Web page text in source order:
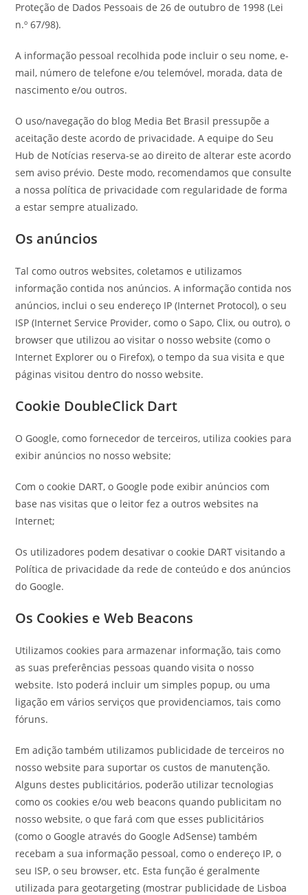
Proteção de Dados Pessoais de 26 de outubro de 1998 (Lei
n.º 67/98).
A informação pessoal recolhida pode incluir o seu nome, e-
mail, número de telefone e/ou telemóvel, morada, data de
nascimento e/ou outros.
O uso/navegação do blog Media Bet Brasil pressupõe a
aceitação deste acordo de privacidade. A equipe do Seu
Hub de Notícias reserva-se ao direito de alterar este acordo
sem aviso prévio. Deste modo, recomendamos que consulte
a nossa política de privacidade com regularidade de forma
a estar sempre atualizado.
Os anúncios
Tal como outros websites, coletamos e utilizamos
informação contida nos anúncios. A informação contida nos
anúncios, inclui o seu endereço IP (Internet Protocol), o seu
ISP (Internet Service Provider, como o Sapo, Clix, ou outro), o
browser que utilizou ao visitar o nosso website (como o
Internet Explorer ou o Firefox), o tempo da sua visita e que
páginas visitou dentro do nosso website.
Cookie DoubleClick Dart
O Google, como fornecedor de terceiros, utiliza cookies para
exibir anúncios no nosso website;
Com o cookie DART, o Google pode exibir anúncios com
base nas visitas que o leitor fez a outros websites na
Internet;
Os utilizadores podem desativar o cookie DART visitando a
Política de privacidade da rede de conteúdo e dos anúncios
do Google.
Os Cookies e Web Beacons
Utilizamos cookies para armazenar informação, tais como
as suas preferências pessoas quando visita o nosso
website. Isto poderá incluir um simples popup, ou uma
ligação em vários serviços que providenciamos, tais como
fóruns.
Em adição também utilizamos publicidade de terceiros no
nosso website para suportar os custos de manutenção.
Alguns destes publicitários, poderão utilizar tecnologias
como os cookies e/ou web beacons quando publicitam no
nosso website, o que fará com que esses publicitários
(como o Google através do Google AdSense) também
recebam a sua informação pessoal, como o endereço IP, o
seu ISP, o seu browser, etc. Esta função é geralmente
utilizada para geotargeting (mostrar publicidade de Lisboa